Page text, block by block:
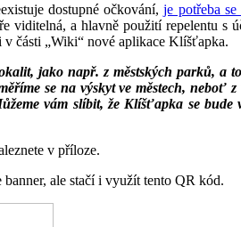
dostupné očkování,je potřeba
viditelná, a hlavně použití repelentu
v části „Wiki“ nové aplikace Klíšťapka.
jako např. z městských parků,
se na výskyt ve městech, neboť
vám slíbit, že Klíšťapka se
v příloze.
ale stačí i využít tento QR kód.